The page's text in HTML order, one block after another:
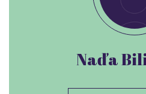
Naďa